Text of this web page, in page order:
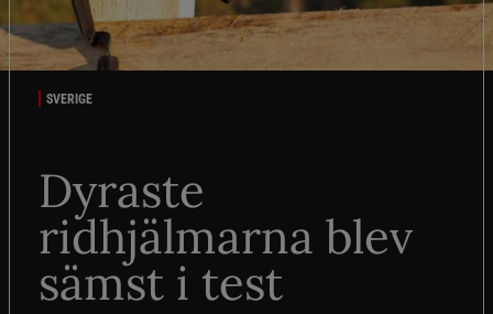
SVERIGE
Dyraste
ridhjälmarna blev
sämst i test